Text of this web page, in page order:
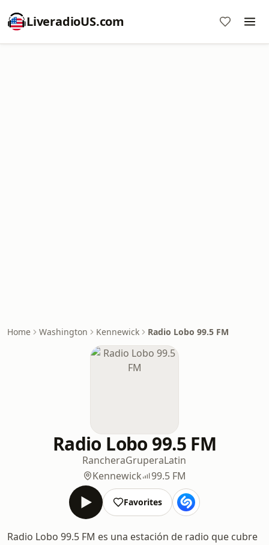
LiveradioUS.com
Home Washington Kennewick Radio Lobo 99.5 FM
Radio Lobo 99.5 FM
RancheraGruperaLatin
Kennewick
99.5 FM
Favorites
Radio Lobo 99.5 FM es una estación de radio que cubre